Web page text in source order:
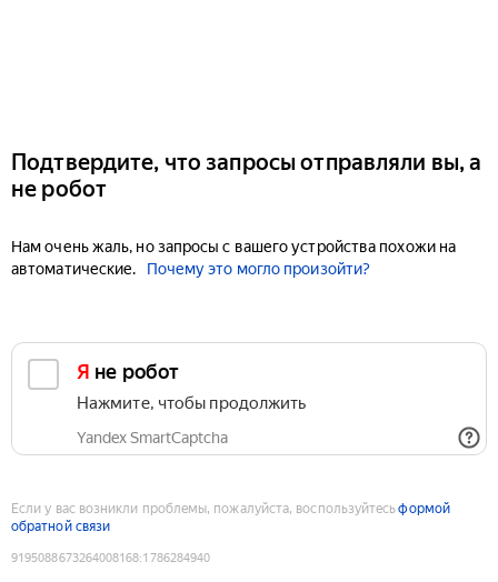
Подтвердите, что запросы отправляли вы, а
не робот
Нам очень жаль, но запросы с вашего устройства похожи на
автоматические.
Почему это могло произойти?
Я не робот
Нажмите, чтобы продолжить
Yandex SmartCaptcha
Если у вас возникли проблемы, пожалуйста, воспользуйтесьформой
обратной связи
9195088673264008168:1786284940